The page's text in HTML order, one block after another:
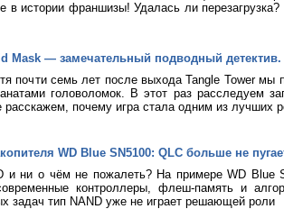
в истории франшизы! Удалась ли
Mask — замечательный подводный детектив.
почти семь лет после выхода Tangle Tower мы
головоломок. В этот раз расследуем
почему игра стала одним из лучших
WD Blue SN5100: QLC больше не
и ни о чём не пожалеть? На примере WD Blue
контроллеры, флеш-память и
задач тип NAND уже не играет решающей роли